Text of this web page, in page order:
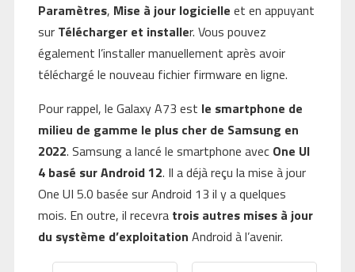
Paramètres, Mise à jour logicielle et en appuyant
sur Télécharger et installer. Vous pouvez
également l’installer manuellement après avoir
téléchargé le nouveau fichier firmware en ligne.
Pour rappel, le Galaxy A73 est le smartphone de
milieu de gamme le plus cher de Samsung en
2022. Samsung a lancé le smartphone avec One UI
4 basé sur Android 12. Il a déjà reçu la mise à jour
One UI 5.0 basée sur Android 13 il y a quelques
mois. En outre, il recevra trois autres mises à jour
du système d’exploitation Android à l’avenir.